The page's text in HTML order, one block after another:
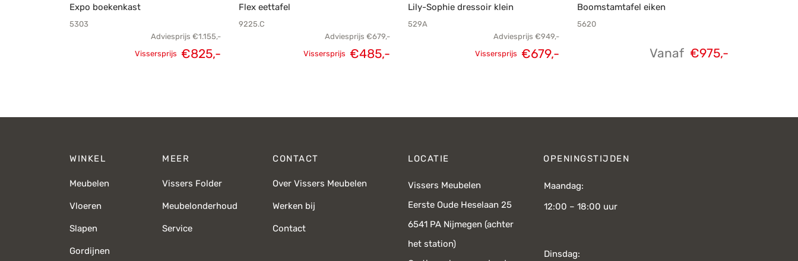
Expo boekenkast
5303
Adviesprijs €1.155,-
Vissersprijs €825,-
Flex eettafel
9225.C
Adviesprijs €679,-
Vissersprijs €485,-
Lily-Sophie dressoir klein
529A
Adviesprijs €949,-
Vissersprijs €679,-
Boomstamtafel eiken
5620
Vanaf €975,-
WINKEL
Meubelen
Vloeren
Slapen
Gordijnen
MEER
Vissers Folder
Meubelonderhoud
Service
CONTACT
Over Vissers Meubelen
Werken bij
Contact
LOCATIE
Vissers Meubelen
Eerste Oude Heselaan 25
6541 PA Nijmegen (achter
het station)
OPENINGSTIJDEN
Maandag:
12:00 – 18:00 uur
Dinsdag: